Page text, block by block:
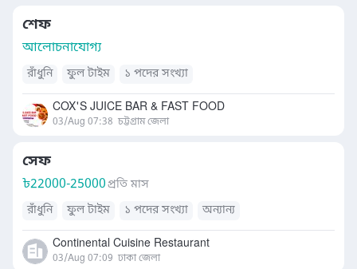
শেফ
আলোচনাযোগ্য
রাঁধুনি ফুল টাইম ১ পদের সংখ্যা
COX'S JUICE BAR & FAST FOOD
03/Aug 07:38 চট্টগ্রাম জেলা
সেফ
৳22000-25000প্রতি মাস
রাঁধুনি
ফুল টাইম ১ পদের সংখ্যা অন্যান্য
Continental Cuisine Restaurant
03/Aug 07:09 ঢাকা জেলা